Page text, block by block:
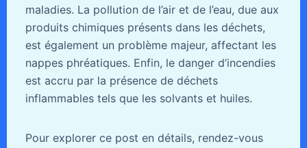
maladies. La pollution de l’air et de l’eau, due aux
produits chimiques présents dans les déchets,
est également un problème majeur, affectant les
nappes phréatiques. Enfin, le danger d’incendies
est accru par la présence de déchets
inflammables tels que les solvants et huiles.
Pour explorer ce post en détails, rendez-vous